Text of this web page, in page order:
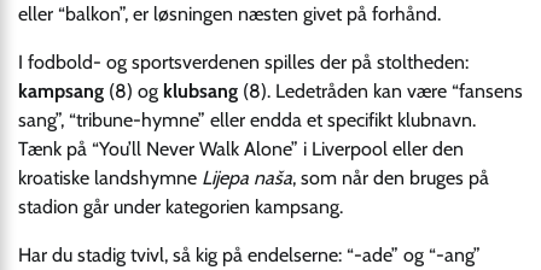
eller “balkon”, er løsningen næsten givet på forhånd.
I fodbold- og sportsverdenen spilles der på stoltheden:
kampsang (8) og klubsang (8). Ledetråden kan være “fansens
sang”, “tribune-hymne” eller endda et specifikt klubnavn.
Tænk på “You’ll Never Walk Alone” i Liverpool eller den
kroatiske landshymne Lijepa naša, som når den bruges på
stadion går under kategorien kampsang.
Har du stadig tvivl, så kig på endelserne: “-ade” og “-ang”